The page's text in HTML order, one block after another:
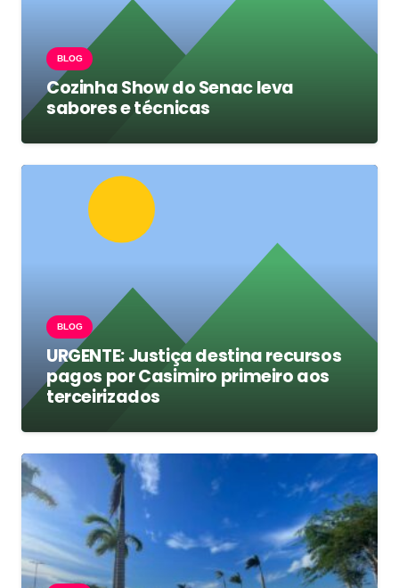
BLOG
Cozinha Show do Senac leva
sabores e técnicas
BLOG
URGENTE: Justiça destina recursos
pagos por Casimiro primeiro aos
terceirizados